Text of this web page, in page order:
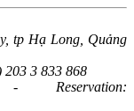
tp Hạ Long, Quảng
3 833 868